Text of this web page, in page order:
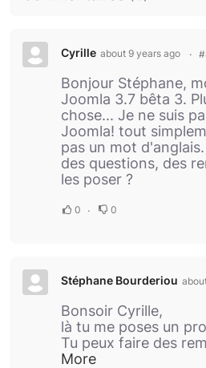
Cyrille about 9 years ago
Bonjour Stéphane,
Joomla 3.7 bêta 3.
chose... Je ne suis
Joomla! tout
pas un mot
des questions, des
les poser ?
0 0
Stéphane Bourderiou
Bonsoir Cyrille,
là tu me poses un problème que j’attendais tôt ou tard, tous les retours doivent être remontée sur le GIT
Tu peux faire des
More